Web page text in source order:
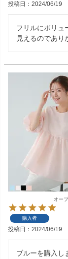
投稿日 2024/06/19
フリルにボリュ
見えるのであり
オー
購入者
投稿日 2024/06/19
ブルーを購入し